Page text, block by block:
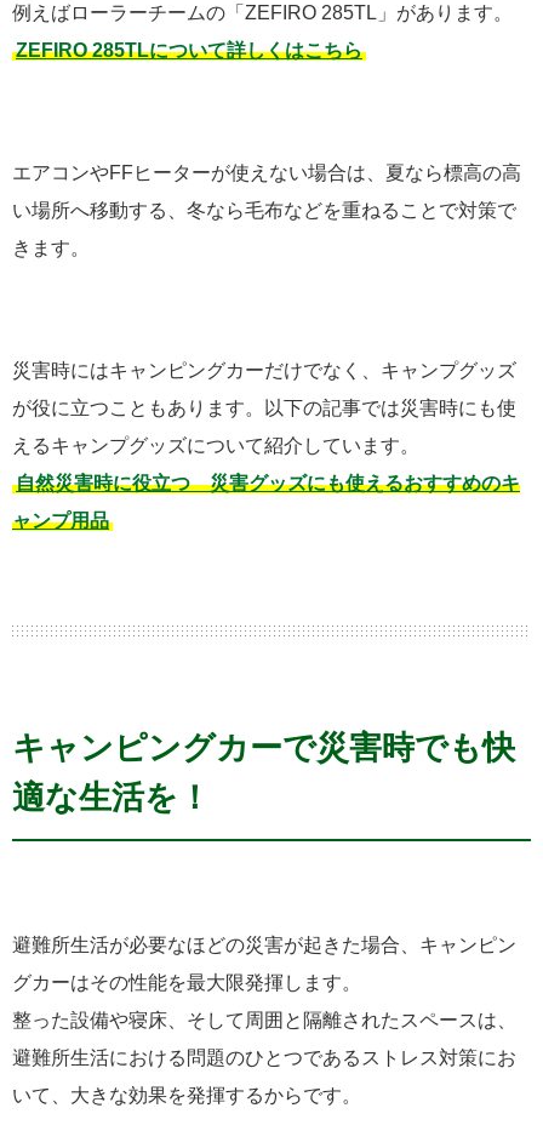
例えばローラーチームの「ZEFIRO 285TL」があります。
ZEFIRO 285TLについて詳しくはこちら
エアコンやFFヒーターが使えない場合は、夏なら標高の高
い場所へ移動する、冬なら毛布などを重ねることで対策で
きます。
災害時にはキャンピングカーだけでなく、キャンプグッズ
が役に立つこともあります。以下の記事では災害時にも使
えるキャンプグッズについて紹介しています。
自然災害時に役立つ 災害グッズにも使えるおすすめのキ
ャンプ用品
キャンピングカーで災害時でも快
適な生活を！
避難所生活が必要なほどの災害が起きた場合、キャンピン
グカーはその性能を最大限発揮します。
整った設備や寝床、そして周囲と隔離されたスペースは、
避難所生活における問題のひとつであるストレス対策にお
いて、大きな効果を発揮するからです。